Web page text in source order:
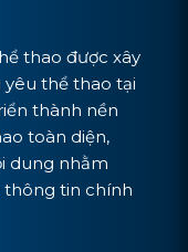
thao được xây
thể thao tại
thành nền
toàn diện,
dung nhằm
thông tin chính